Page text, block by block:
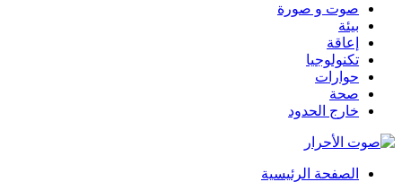
صوت و صورة
بيئة
إعاقة
تكنولوجيا
حوارات
صحة
خارج الحدود
الصفحة الرئيسية